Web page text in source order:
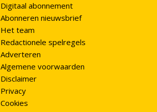
Digitaal abonnement
Abonneren nieuwsbrief
Het team
Redactionele spelregels
Adverteren
Algemene voorwaarden
Disclaimer
Privacy
Cookies